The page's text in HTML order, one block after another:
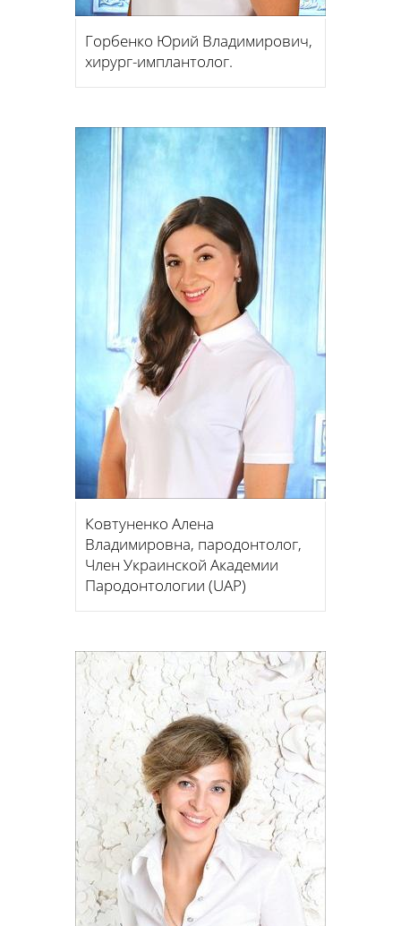
Горбенко Юрий Владимирович,
хирург-имплантолог.
Ковтуненко Алена
Владимировна, пародонтолог,
Член Украинской Академии
Пародонтологии (UAP)